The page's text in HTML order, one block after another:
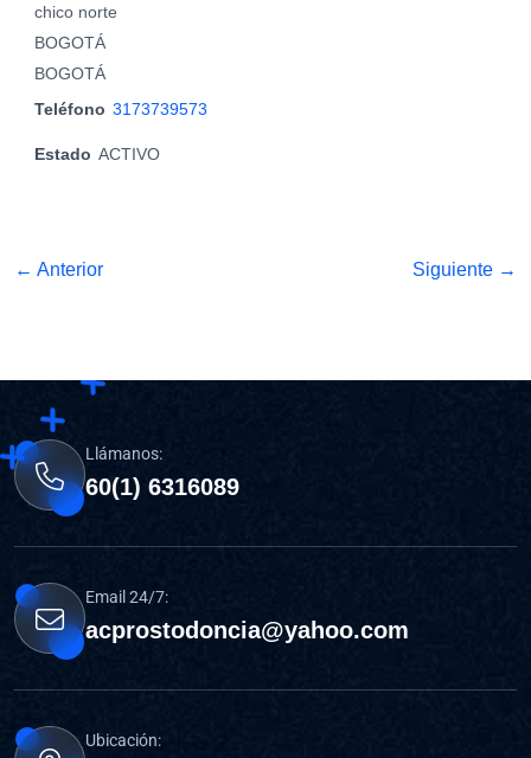
chico norte
BOGOTÁ
BOGOTÁ
Teléfono 3173739573
Estado ACTIVO
← Anterior Siguiente →
Llámanos:
60(1) 6316089
Email 24/7:
acprostodoncia@yahoo.com
Ubicación: